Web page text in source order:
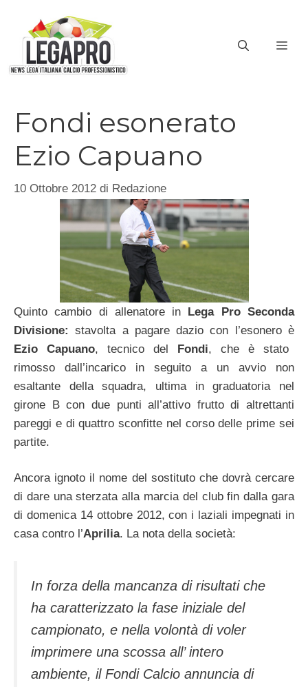
contenuto
Fondi esonerato
Ezio Capuano
10 Ottobre 2012 di Redazione
Quinto cambio di allenatore in Lega Pro Seconda
Divisione: stavolta a pagare dazio con l’esonero è
Ezio Capuano, tecnico del Fondi, che è stato
rimosso dall’incarico in seguito a un avvio non
esaltante della squadra, ultima in graduatoria nel
girone B con due punti all’attivo frutto di altrettanti
pareggi e di quattro sconfitte nel corso delle prime sei
partite.
Ancora ignoto il nome del sostituto che dovrà cercare
di dare una sterzata alla marcia del club fin dalla gara
di domenica 14 ottobre 2012, con i laziali impegnati in
casa contro l’Aprilia. La nota della società:
In forza della mancanza di risultati che
ha caratterizzato la fase iniziale del
campionato, e nella volontà di voler
imprimere una scossa all’ intero
ambiente, il Fondi Calcio annuncia di